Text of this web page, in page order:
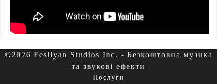
©2026 Fesliyan Studios Inc. - Безкоштовна музика
та звукові ефекти
Послуги